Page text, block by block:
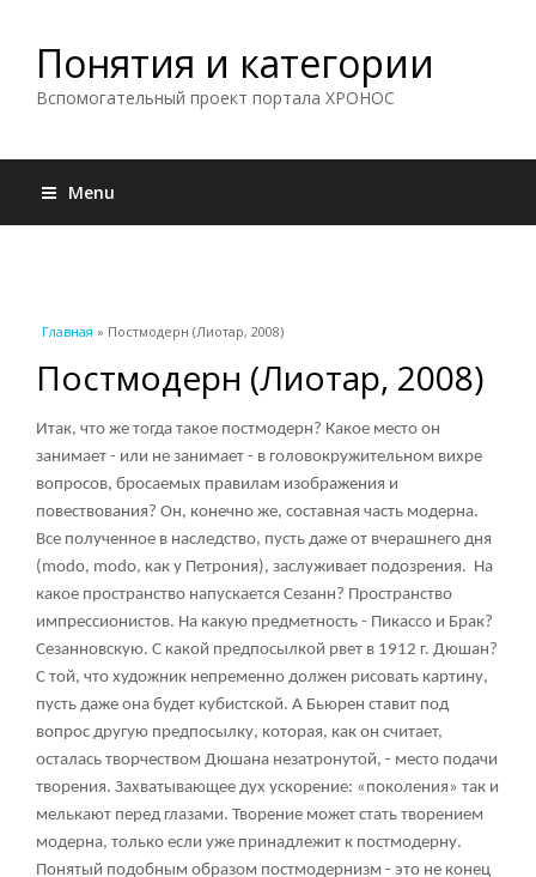
Понятия и категории
Вспомогательный проект портала ХРОНОС
Menu
Вы здесь
Главная » Постмодерн (Лиотар, 2008)
Постмодерн (Лиотар, 2008)
Итак, что же тогда такое постмодерн? Какое место он
занимает - или не занимает - в головокружительном вихре
вопросов, бросаемых правилам изображения и
повествования? Он, конечно же, составная часть модерна.
Все полученное в наследство, пусть даже от вчерашнего дня
(modo, modo, как у Петрония), заслуживает подозрения. На
какое пространство напускается Сезанн? Пространство
импрессионистов. На какую предметность - Пикассо и Брак?
Сезанновскую. С какой предпосылкой рвет в 1912 г. Дюшан?
С той, что художник непременно должен рисовать картину,
пусть даже она будет кубистской. А Бьюрен ставит под
вопрос другую предпосылку, которая, как он считает,
осталась творчеством Дюшана незатронутой, - место подачи
творения. Захватывающее дух ускорение: «поколения» так и
мелькают перед глазами. Творение может стать творением
модерна, только если уже принадлежит к постмодерну.
Понятый подобным образом постмодернизм - это не конец